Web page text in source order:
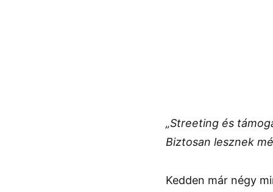
„Streeting és
Biztosan lesznek
Kedden már négy